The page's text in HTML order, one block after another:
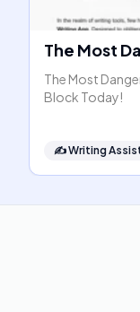
The Most
The Most
Block Today!
✍️Writing